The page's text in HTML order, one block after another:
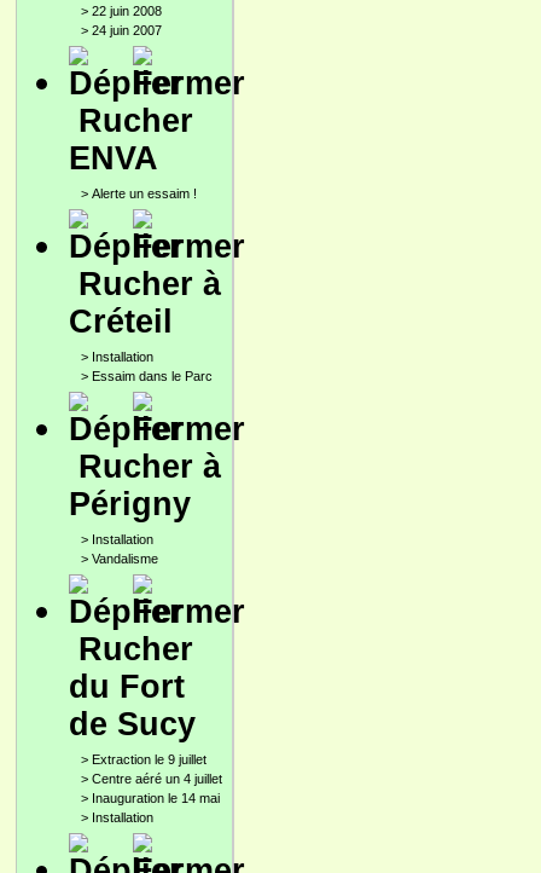
> 22 juin 2008
> 24 juin 2007
Rucher
ENVA
> Alerte un essaim !
Rucher à
Créteil
> Installation
> Essaim dans le Parc
Rucher à
Périgny
> Installation
> Vandalisme
Rucher
du Fort
de Sucy
> Extraction le 9 juillet
> Centre aéré un 4 juillet
> Inauguration le 14 mai
> Installation